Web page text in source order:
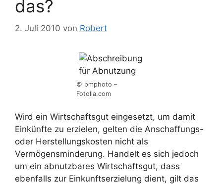
das?
2. Juli 2010 von Robert
© pmphoto –
Fotolia.com
Wird ein Wirtschaftsgut eingesetzt, um damit
Einkünfte zu erzielen, gelten die Anschaffungs-
oder Herstellungskosten nicht als
Vermögensminderung. Handelt es sich jedoch
um ein abnutzbares Wirtschaftsgut, dass
ebenfalls zur Einkunftserzielung dient, gilt das